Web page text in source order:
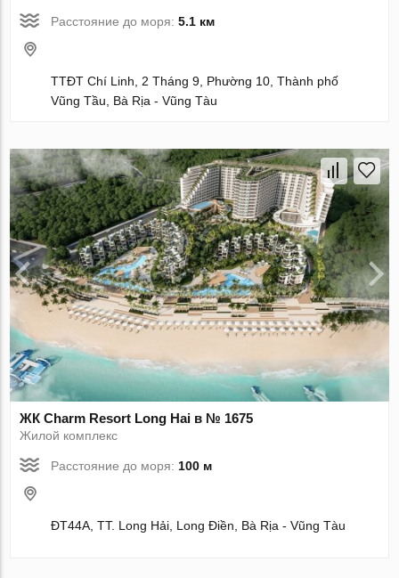
Расстояние до моря:5.1 км
TTĐT Chí Linh, 2 Tháng 9, Phường 10, Thành phố
Vũng Tầu, Bà Rịa - Vũng Tàu
ЖК Charm Resort Long Hai в № 1675
Жилой комплекс
Расстояние до моря: 100 м
ĐT44A, TT. Long Hải, Long Điền, Bà Rịa - Vũng Tàu